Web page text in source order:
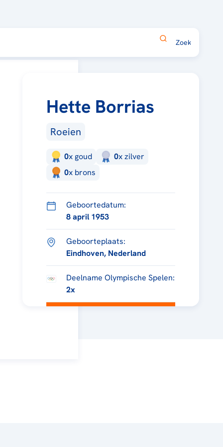
Hette Borrias
Roeien
0x goud 0xzilver
0x brons
Geboortedatum:
8 april 1953
Geboorteplaats:
Eindhoven, Nederland
Deelname Olympische Spelen:
2x